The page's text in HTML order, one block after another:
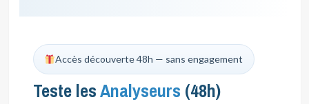
Accès découverte 48h — sans engagement
Teste lesAnalyseurs (48h)